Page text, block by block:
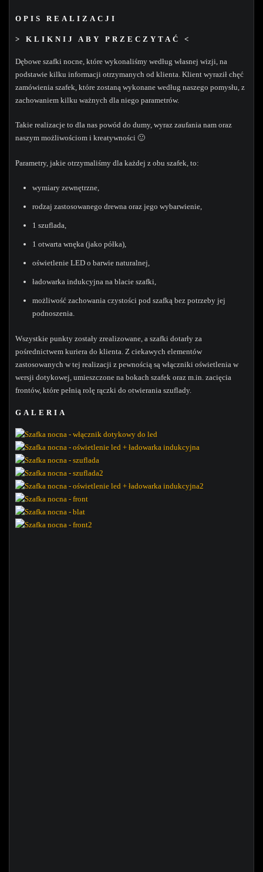
OPIS REALIZACJI
> KLIKNIJ ABY PRZECZYTAĆ <
Dębowe szafki nocne, które wykonaliśmy według własnej wizji, na
podstawie kilku informacji otrzymanych od klienta. Klient wyraził chęć
zamówienia szafek, które zostaną wykonane według naszego pomysłu, z
zachowaniem kilku ważnych dla niego parametrów.
Takie realizacje to dla nas powód do dumy, wyraz zaufania nam oraz
naszym możliwościom i kreatywności 🙂
Parametry, jakie otrzymaliśmy dla każdej z obu szafek, to:
wymiary zewnętrzne,
rodzaj zastosowanego drewna oraz jego wybarwienie,
1 szuflada,
1 otwarta wnęka (jako półka),
oświetlenie LED o barwie naturalnej,
ładowarka indukcyjna na blacie szafki,
możliwość zachowania czystości pod szafką bez potrzeby jej
podnoszenia.
Wszystkie punkty zostały zrealizowane, a szafki dotarły za
pośrednictwem kuriera do klienta. Z ciekawych elementów
zastosowanych w tej realizacji z pewnością są włączniki oświetlenia w
wersji dotykowej, umieszczone na bokach szafek oraz m.in. zacięcia
frontów, które pełnią rolę rączki do otwierania szuflady.
GALERIA